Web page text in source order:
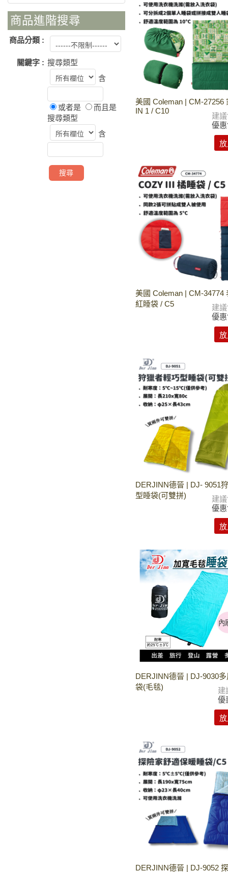
商品進階搜尋
商品分類 :
關鍵字 : 搜尋類型
含
或者是
而且是
搜尋類型
含
美國 Coleman | CM-27256
IN 1 / C10
建
優
美國 Coleman | CM-
紅睡袋 / C5
建
優
DERJINN德晉 | DJ- 9051
型睡袋(可雙拼)
建
優
DERJINN德晉 | DJ-9030
袋(毛毯)
建
優
DERJINN德晉 | DJ-9052